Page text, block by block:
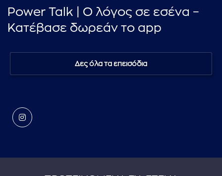
Power Talk | Ο λόγος σε εσένα –
Κατέβασε δωρεάν το app
Δες όλα τα επεισόδια